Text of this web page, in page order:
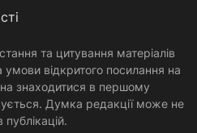
та цитування матеріалів
відкритого посилання на
знаходитися в першому
Думка редакції може не
публікацій.